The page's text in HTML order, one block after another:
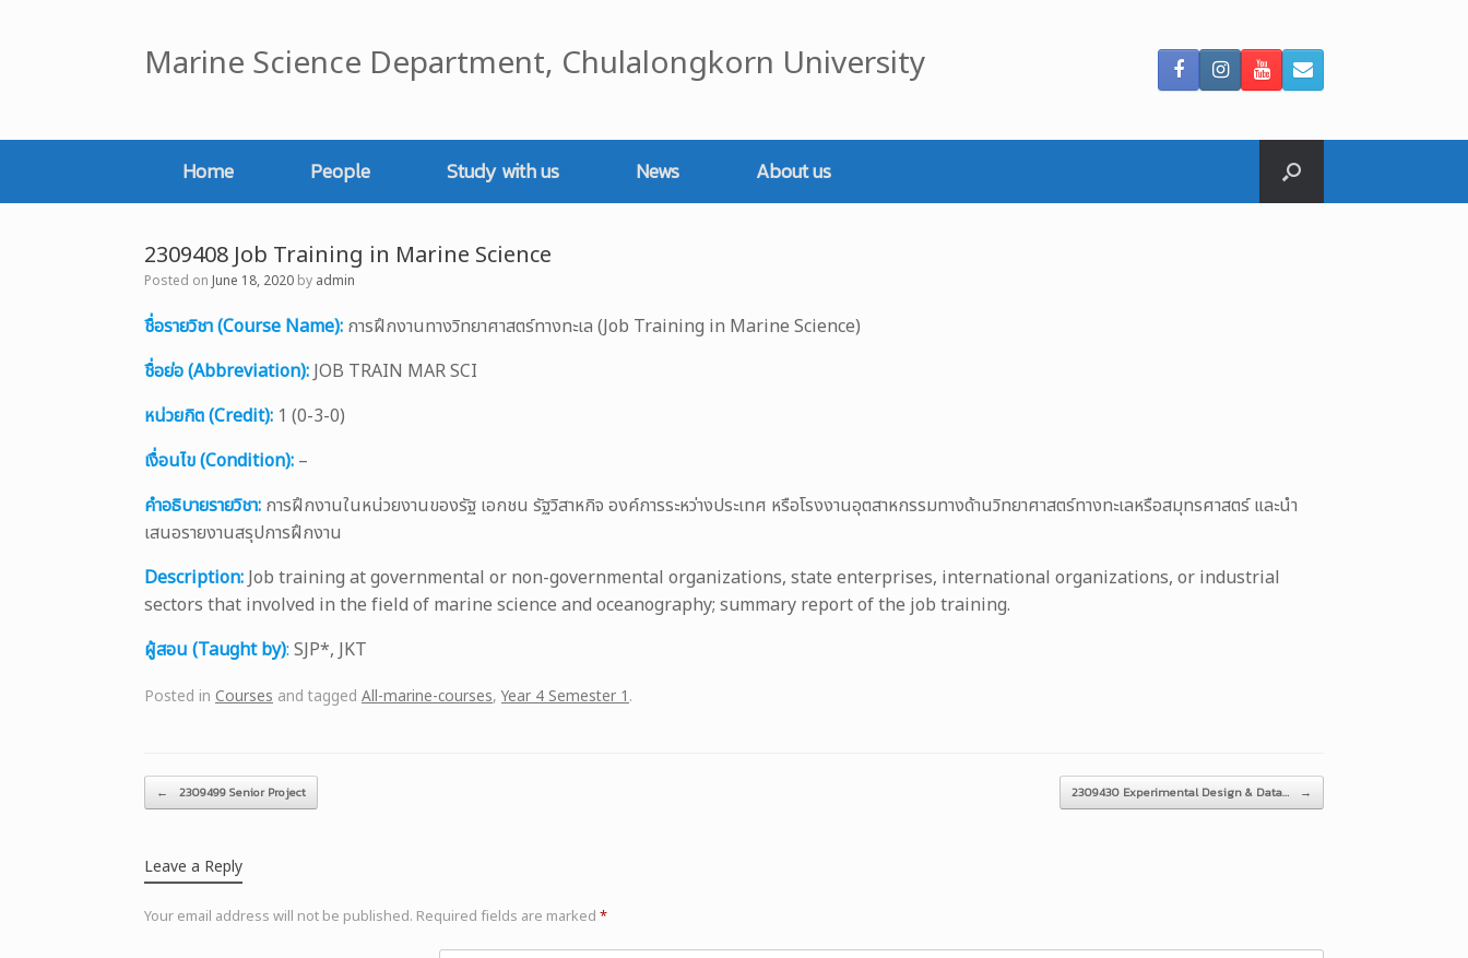
Marine Science Department, Chulalongkorn University
Home People Study with us News About us
2309408 Job Training in Marine Science
Posted on June 18, 2020 by admin
ชื่อรายวิชา (Course Name): การฝึกงานทางวิทยาศาสตร์ทางทะเล (Job Training in Marine Science)
ชื่อย่อ (Abbreviation): JOB TRAIN MAR SCI
หน่วยกิต (Credit): 1 (0-3-0)
เงื่อนไข (Condition): –
คำอธิบายรายวิชา: การฝึกงานในหน่วยงานของรัฐ เอกชน รัฐวิสาหกิจ องค์การระหว่างประเทศ หรือโรงงานอุตสาหกรรมทางด้านวิทยาศาสตร์ทางทะเลหรือสมุทรศาสตร์ และนำ
เสนอรายงานสรุปการฝึกงาน
Description: Job training at governmental or non-governmental organizations, state enterprises, international organizations, or industrial
sectors that involved in the field of marine science and oceanography; summary report of the job training.
ผู้สอน (Taught by): SJP*, JKT
Posted in Courses and tagged All-marine-courses,Year 4 Semester 1.
Post navigation
← 2309499 Senior Project 2309430 Experimental Design & Data… →
Leave a Reply
Your email address will not be published. Required fields are marked *